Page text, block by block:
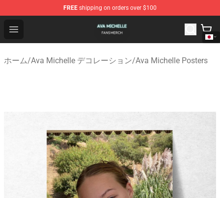
FREE shipping on orders over $100
Open menu
Ava Michelle Shop - Official Ava Michelle Merchandise
ホーム/Ava Michelle デコレーション/Ava Michelle Posters